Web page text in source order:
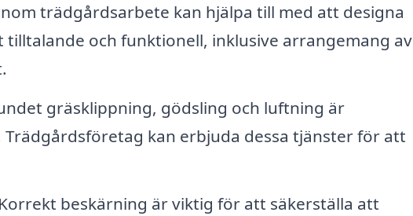
trädgårdsarbete kan hjälpa till med att designa
och funktionell, inklusive arrangemang av
gräsklippning, gödsling och luftning är
kan erbjuda dessa tjänster för att
Korrekt beskärning är viktig för att säkerställa att